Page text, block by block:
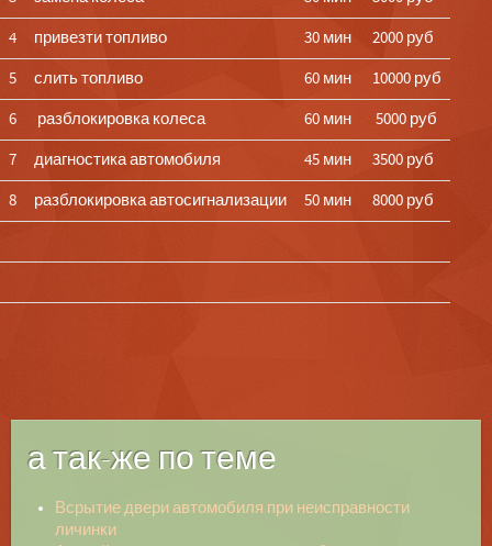
4 привезти топливо 30 мин 2000 руб
5 слить топливо 60 мин 10000 руб
6 разблокировка колеса 60 мин 5000 руб
7 диагностика автомобиля 45 мин 3500 руб
8 разблокировка автосигнализации 50 мин 8000 руб
а так-же по теме
Всрытие двери автомобиля при неисправности
личинки